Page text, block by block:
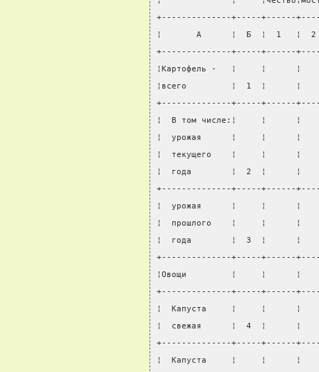
+--------------+-----+------
¦       А      ¦  Б  ¦  1   ¦  2
+--------------+-----+------
¦Картофель -   ¦     ¦
¦всего         ¦  1  ¦
+--------------+-----+------
¦  В том числе:¦     ¦
¦  урожая      ¦     ¦
¦  текущего    ¦     ¦
¦  года        ¦  2  ¦
+--------------+-----+------
¦  урожая      ¦     ¦
¦  прошлого    ¦     ¦
¦  года        ¦  3  ¦
+--------------+-----+------
¦Овощи         ¦     ¦
+--------------+-----+------
¦  Капуста     ¦     ¦
¦  свежая      ¦  4  ¦
+--------------+-----+------
¦  Капуста     ¦     ¦